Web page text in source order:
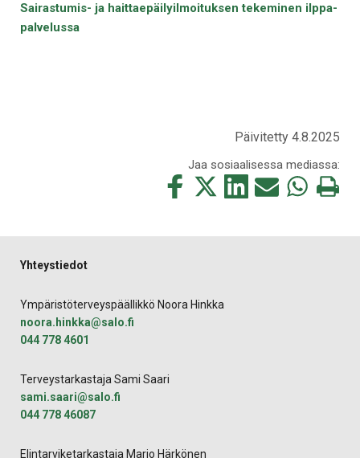
Sairastumis- ja haittaepäilyilmoituksen tekeminen ilppa-
palvelussa
Päivitetty 4.8.2025
Jaa sosiaalisessa mediassa:
Jaa
tämä
Jaa
Jaa
tämä
Jaa
Jaa
Tulosta
Yhteystiedot
Ympäristöterveyspäällikkö Noora Hinkka
noora.hinkka@salo.fi
044 778 4601
Terveystarkastaja Sami Saari
sami.saari@salo.fi
044 778 46087
Elintarviketarkastaja Marjo Härkönen